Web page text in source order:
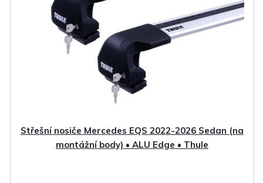
Střešní nosiče Mercedes EQS 2022-2026 Sedan (na
montážní body) • ALU Edge • Thule